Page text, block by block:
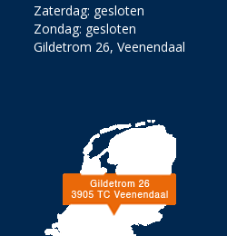
Zaterdag: gesloten
Zondag: gesloten
Gildetrom 26, Veenendaal